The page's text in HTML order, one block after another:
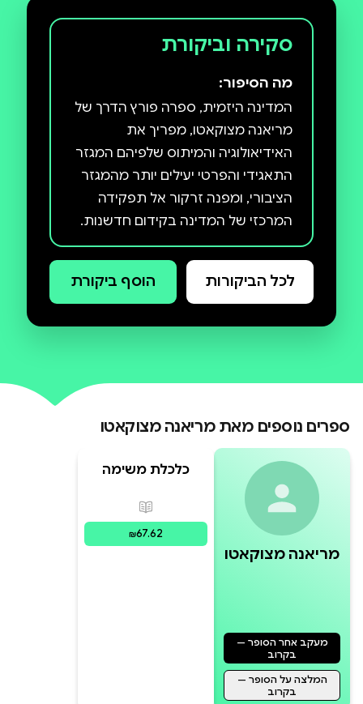
סקירה וביקורת
מה הסיפור:
המדינה היזמית, ספרה פורץ הדרך של
מריאנה מצוקאטו, מפריך את
האידיאולוגיה והמיתוס שלפיהם המגזר
התאגידי והפרטי יעילים יותר מהמגזר
הציבורי, ומפנה זרקור אל תפקידה
המרכזי של המדינה בקידום חדשנות.
בהסתמך על ניתוח של דוגמאות
מפתח, כגון פיתוח האייפון (אפל)
ותוכנית החלל (אפולו), מצוקאטו מראה
המדינה אינה נהנית מרווחי ההצלחה
השוק הפרטי והפיננסי.
לכל הביקורות הוסף ביקורת
ספרים נוספים מאת מריאנה מצוקאטו
מריאנה מצוקאטו
מעקב אחר הסופר —
בקרוב
המלצה על הסופר —
בקרוב
כלכלת משימה
פורמטים זמינים
₪67.62